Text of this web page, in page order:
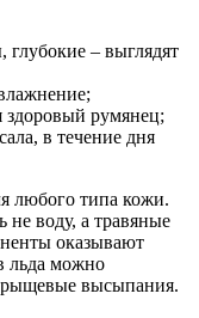
– выглядят
здоровый румянец;
в течение дня
любого типа кожи.
не воду, а травяные
оказывают
льда можно
высыпания.